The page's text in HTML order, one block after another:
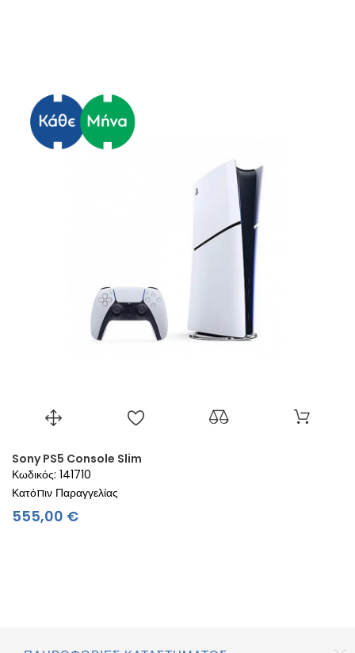
Sony PS5 Console Slim
Κωδικός: 141710
Κατόπιν Παραγγελίας
555,00 €Τιμή